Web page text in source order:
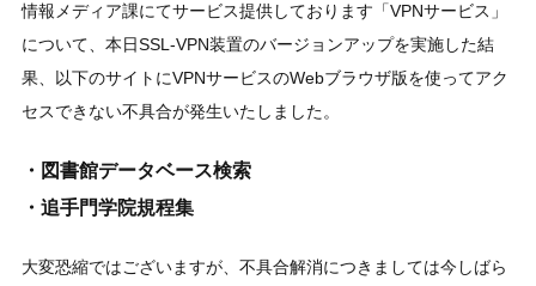
情報メディア課にてサービス提供しております「VPNサービス」
について、本日SSL-VPN装置のバージョンアップを実施した結
果、以下のサイトにVPNサービスのWebブラウザ版を使ってアク
セスできない不具合が発生いたしました。
・図書館データベース検索
・追手門学院規程集
大変恐縮ではございますが、不具合解消につきましては今しばら